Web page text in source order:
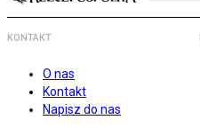
KONTAKT
O nas
Kontakt
Napisz do nas